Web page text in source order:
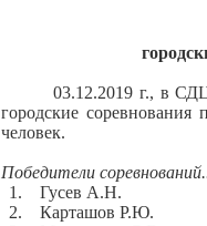
03.12.2019 г., в
городские
человек.
Победители
1.
Гусев А.Н.
2.
Карташов Р.Ю.